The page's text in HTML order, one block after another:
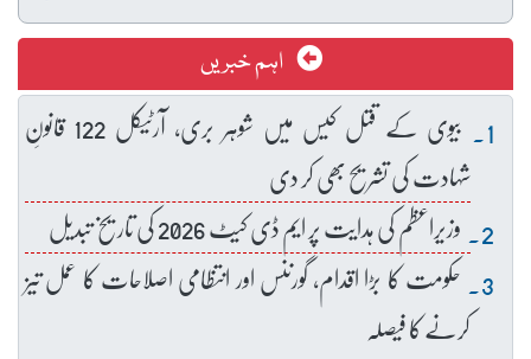
اہم خبریں
بیوی کے قتل کیس میں شوہر بری، آرٹیکل 122 قانونِ
شہادت کی تشریح بھی کر دی
وزیراعظم کی ہدایت پر ایم ڈی کیٹ 2026 کی تاریخ تبدیل
حکومت کا بڑا اقدام، گورننس اور انتظامی اصلاحات کا عمل تیز
کرنے کا فیصلہ